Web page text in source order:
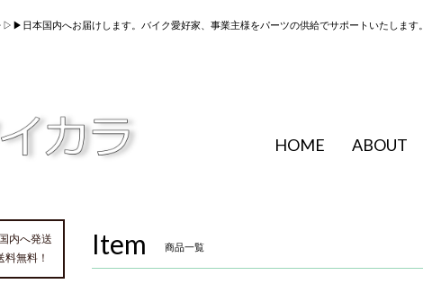
日本国内へお届けします。バイク愛好家、事業主様をパーツの供給でサポートいたします。
HOME ABOUT
Item 商品一覧
内へ発送
無料！